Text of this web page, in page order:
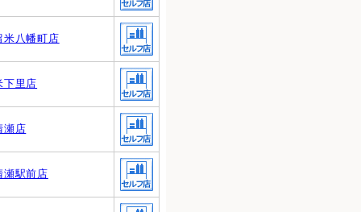
米八幡町店
下里店
瀬店
瀬駅前店